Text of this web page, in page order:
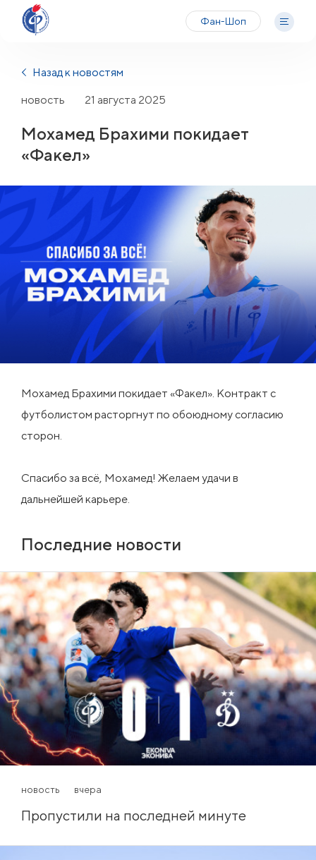
Фан-Шоп
Назад к новостям
новость 21 августа 2025
Мохамед Брахими покидает
«Факел»
Мохамед Брахими покидает «Факел». Контракт с
футболистом расторгнут по обоюдному согласию
сторон.
Спасибо за всё, Мохамед! Желаем удачи в
дальнейшей карьере.
Последние новости
новость вчера
Пропустили на последней минуте